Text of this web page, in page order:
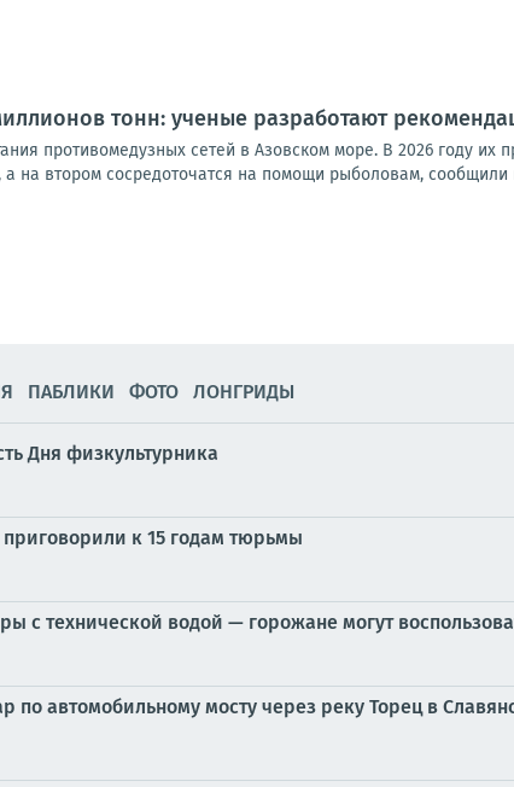
тонн: ученые разработают
противомедузных сетей в Азовском море. В 2026 году их
а на втором сосредоточатся на помощи рыболовам, сообщили
ПАБЛИКИ ФОТО ЛОНГРИДЫ
Дня физкультурника
к 15 годам тюрьмы
с технической водой — горожане могут
по автомобильному мосту через реку Торец в